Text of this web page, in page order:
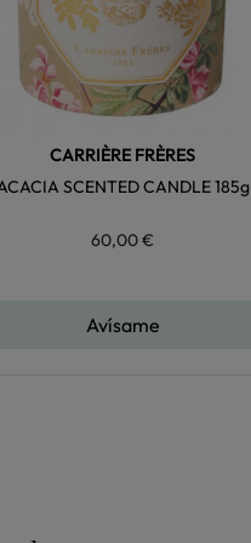
CARRIÈRE FRÈRES
SCENTED CANDLE 185g
60,00 €
Avísame